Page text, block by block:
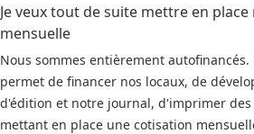
Je veux tout de suite mettre en
mensuelle
Nous sommes entièrement
permet de financer nos locaux, de
d'édition et notre journal, d'imprimer des
mettant en place une cotisation